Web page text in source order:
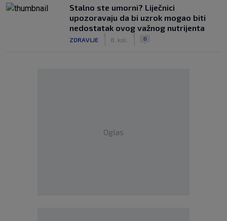
Stalno ste umorni? Liječnici
upozoravaju da bi uzrok mogao biti
nedostatak ovog važnog nutrijenta
ZDRAVLJE 8. kol. 0
Oglas